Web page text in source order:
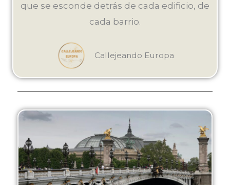
que se esconde detrás de cada edificio, de
cada barrio.
Callejeando Europa